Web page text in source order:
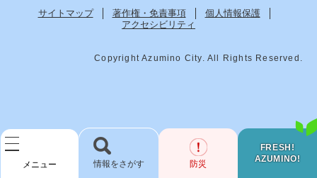
メニュー
FRESH!
AZUMINO!
検
防災
サイトマップ 著作権・免責事項
個人情報保護
アクセシビリティ
Copyright Azumino City. All Rights Reserved.